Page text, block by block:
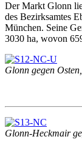
Der Markt Glonn
des Bezirksamtes
München. Seine
3030 ha, wovon
Glonn gegen
Glonn-Heckmair